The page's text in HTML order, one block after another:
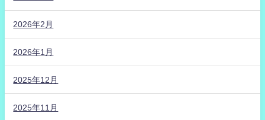
2026年2月
2026年1月
2025年12月
2025年11月